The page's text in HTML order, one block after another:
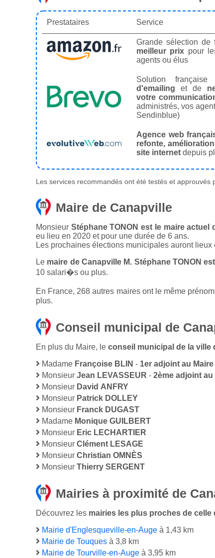
Prestataires Service
Grande sélection de
meilleur prix pour
agents ou élus
Solution française
d'emailing et de
votre
administrés, vos
Sendinblue)
Agence web
refonte,
site internet depuis
Les services recommandés ont été testés et
Maire de Canapville
Monsieur Stéphane TONON est le maire actuel
eu lieu en 2020 et pour une durée de 6 ans.
Les prochaines élections municipales auront lieux
Le maire de Canapville M. Stéphane TONON
10 salari�s ou plus.
En France, 268 autres maires ont le même
plus.
Conseil municipal de
En plus du Maire, le conseil municipal de la ville
Madame Françoise BLIN - 1er adjoint au Maire
Monsieur Jean LEVASSEUR - 2ème adjoint au
Monsieur David ANFRY
Monsieur Patrick DOLLEY
Monsieur Franck DUGAST
Madame Monique GUILBERT
Monsieur Eric LECHARTIER
Monsieur Clément LESAGE
Monsieur Christian OMNÈS
Monsieur Thierry SERGENT
Mairies à proximité de
Découvrez les mairies les plus proches de celle
Mairie d'Englesqueville-en-Auge à 1,43 km
Mairie de Touques à 3,8 km
Mairie de Tourville-en-Auge à 3,95 km